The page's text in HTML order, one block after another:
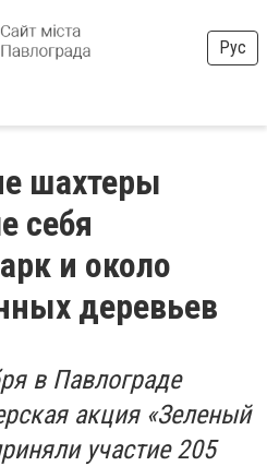
Рус
шахтеры
себя
и около
деревьев
в Павлограде
акция «Зеленый
участие 205